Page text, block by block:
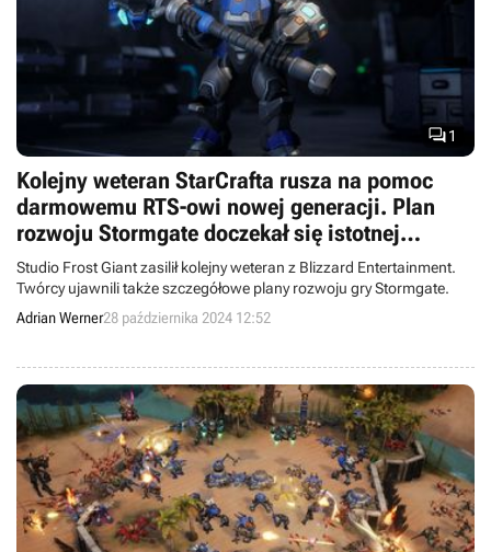
1
Kolejny weteran StarCrafta rusza na pomoc
darmowemu RTS-owi nowej generacji. Plan
rozwoju Stormgate doczekał się istotnej
aktualizacji
Studio Frost Giant zasilił kolejny weteran z Blizzard Entertainment.
Twórcy ujawnili także szczegółowe plany rozwoju gry Stormgate.
Adrian Werner28 października 2024 12:52